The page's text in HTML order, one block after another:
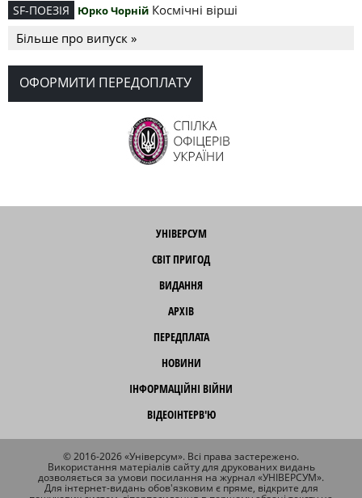
SF-ПОЕЗІЯ Юрко Чорній Космічні вірші
Більше про випуск »
ОФОРМИТИ ПЕРЕДОПЛАТУ
УНІВЕРСУМ
СВІТ ПРИГОД
ВИДАННЯ
АРХІВ
ПЕРЕДПЛАТА
НОВИНИ
ІНФОРМАЦІЙНІ ВІЙНИ
ВІДЕОІНТЕРВ'Ю
© 2016-2026 «Універсум». Всі права застережено.
Використання матеріалів сайту для друкованих видань
дозволяється за умови посилання на журнал «УНІВЕРСУМ».
Для інтернет-видань обов'язковим є пряме, відкрите для